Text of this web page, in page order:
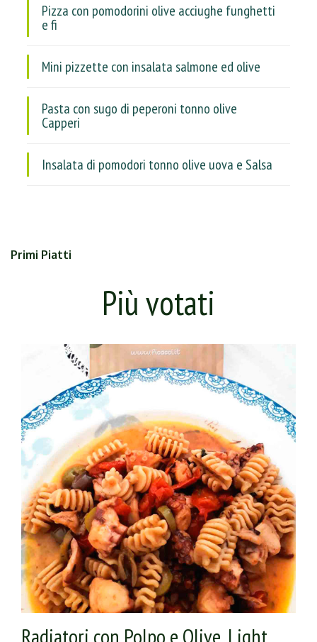
Pizza con pomodorini olive acciughe funghetti
e fi
Mini pizzette con insalata salmone ed olive
Pasta con sugo di peperoni tonno olive
Capperi
Insalata di pomodori tonno olive uova e Salsa
Primi Piatti
Più votati
Radiatori con Polpo e Olive..Light